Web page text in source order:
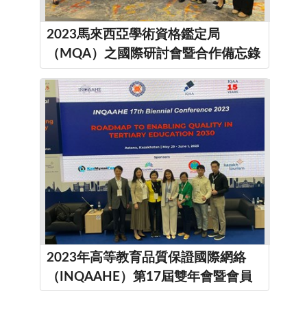
2023馬來西亞學術資格鑑定局
（MQA）之國際研討會暨合作備忘錄
2023年高等教育品質保證國際網絡
（INQAAHE）第17屆雙年會暨會員